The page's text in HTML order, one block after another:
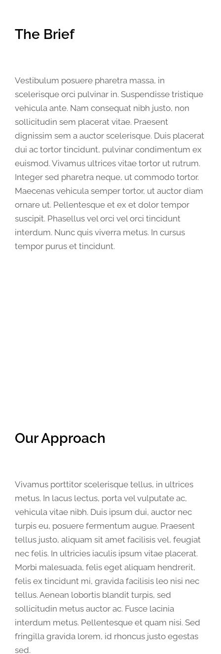
The Brief
Vestibulum posuere pharetra massa, in
scelerisque orci pulvinar in. Suspendisse tristique
vehicula ante. Nam consequat nibh justo, non
sollicitudin sem placerat vitae. Praesent
dignissim sem a auctor scelerisque. Duis placerat
dui ac tortor tincidunt, pulvinar condimentum ex
euismod. Vivamus ultrices vitae tortor ut rutrum.
Integer sed pharetra neque, ut commodo tortor.
Maecenas vehicula semper tortor, ut auctor diam
ornare ut. Pellentesque et ex et dolor tempor
suscipit. Phasellus vel orci vel orci tincidunt
interdum. Nunc quis viverra metus. In cursus
tempor purus et tincidunt.
Our Approach
Vivamus porttitor scelerisque tellus, in ultrices
metus. In lacus lectus, porta vel vulputate ac,
vehicula vitae nibh. Duis ipsum dui, auctor nec
turpis eu, posuere fermentum augue. Praesent
tellus justo, aliquam sit amet facilisis vel, feugiat
nec felis. In ultricies iaculis ipsum vitae placerat.
Morbi malesuada, felis eget aliquam hendrerit,
felis ex tincidunt mi, gravida facilisis leo nisi nec
tellus. Aenean lobortis blandit turpis, sed
sollicitudin metus auctor ac. Fusce lacinia
interdum metus. Pellentesque et quam nisi. Sed
fringilla gravida lorem, id rhoncus justo egestas
sed.